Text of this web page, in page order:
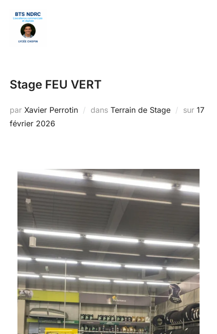
contenu
Stage FEU VERT
par Xavier Perrotin dans Terrain de Stage sur 17
février 2026